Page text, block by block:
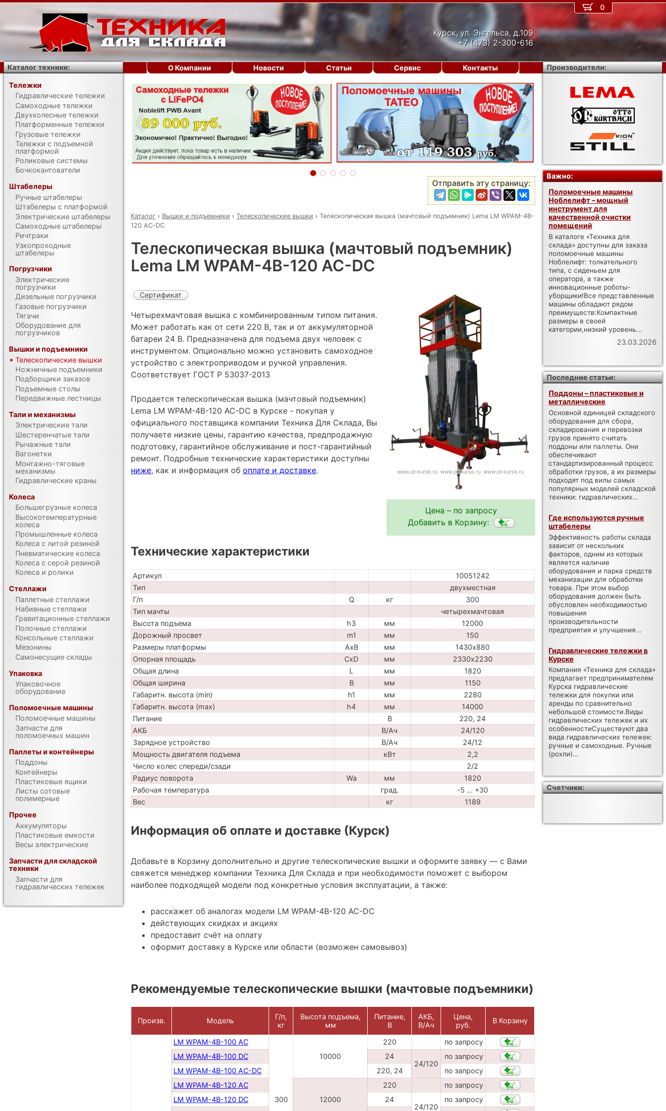
Курск, ул. Энгельса, д.109
+7 (473) 2-300-616
‹ ›
Отправить эту страницу:
Каталог › Вышки и подъемники › Телескопические вышки › Телескопическая вышка (мачтовый подъемник) Lema LM WPAM-4B-
120 AC-DC
Телескопическая вышка (мачтовый подъемник)
Lema LM WPAM-4B-120 AC-DC
Цена – по запросу
Добавить в Корзину:
Сертификат
Четырехмачтовая вышка с комбинированным типом питания.
Может работать как от сети 220 В, так и от аккумуляторной
батареи 24 В. Предназначена для подъема двух человек с
инструментом. Опционально можно установить самоходное
устройство с электроприводом и ручкой управления.
Соответствует ГОСТ Р 53037-2013
Продается телескопическая вышка (мачтовый подъемник)
Lema LM WPAM-4B-120 AC-DC в Курске - покупая у
официального поставщика компании Техника Для Склада, Вы
получаете низкие цены, гарантию качества, предпродажную
подготовку, гарантийное обслуживание и пост-гарантийный
ремонт. Подробные технические характеристики доступны
ниже, как и информация об оплате и доставке.
Технические характеристики
Артикул
10051242
Тип
двухместная
Г/п
Q кг
300
Тип мачты
четырехмачтовая
Высота подъема
h3 мм
12000
Дорожный просвет
m1 мм
150
Размеры платформы
AxB мм
1430х880
Опорная площадь
CxD мм
2330х2230
Общая длина
L мм
1820
Общая ширина
B мм
1150
Габаритн. высота (min)
h1 мм
2280
Габаритн. высота (max)
h4 мм
14000
Питание
В
220, 24
АКБ
В/Ач
24/120
Зарядное устройство
В/Ач
24/12
Мощность двигателя подъема
кВт
2,2
Число колес спереди/сзади
2/2
Радиус поворота
Wa мм
1820
Рабочая температура
град.
-5 … +30
Вес
кг 1189
Информация об оплате и доставке (Курск)
Добавьте в Корзину дополнительно и другие телескопические вышки и оформите заявку — с Вами
свяжется менеджер компании Техника Для Склада и при необходимости поможет с выбором
наиболее подходящей модели под конкретные условия эксплуатации, а также:
расскажет об аналогах модели LM WPAM-4B-120 AC-DC
действующих скидках и акциях
предоставит счёт на оплату
оформит доставку в Курске или области (возможен самовывоз)
Рекомендуемые телескопические вышки (мачтовые подъемники)
Произв. Модель
Г/п,
кг
Высота подъема,
мм
Питание,
В
АКБ,
В/Ач
Цена,
руб.
В Корзину
LM WPAM-4B-100 AC
300
10000
220
по запросу
LM WPAM-4B-100 DC
24
24/120
по запросу
LM WPAM-4B-100 AC-DC
220, 24
по запросу
LM WPAM-4B-120 AC
12000
220
по запросу
LM WPAM-4B-120 DC
24
24/120
по запросу
0
О Компании Новости Статьи Сервис Контакты
Каталог техники:
Тележки
Гидравлические тележки
Самоходные тележки
Двухколесные тележки
Платформенные тележки
Грузовые тележки
Тележки с подъемной
платформой
Роликовые системы
Бочкокантователи
Штабелеры
Ручные штабелеры
Штабелеры с платформой
Электрические штабелеры
Самоходные штабелеры
Ричтраки
Узкопроходные
штабелеры
Погрузчики
Электрические
погрузчики
Дизельные погрузчики
Газовые погрузчики
Тягачи
Оборудование для
погрузчиков
Вышки и подъемники
Телескопические вышки
Ножничные подъемники
Подборщики заказов
Подъемные столы
Передвижные лестницы
Тали и механизмы
Электрические тали
Шестеренчатые тали
Рычажные тали
Вагонетки
Монтажно-тяговые
механизмы
Гидравлические краны
Колеса
Большегрузные колеса
Высокотемпературные
колеса
Промышленные колеса
Колеса с литой резиной
Пневматические колеса
Колеса с серой резиной
Колеса и ролики
Стеллажи
Паллетные стеллажи
Набивные стеллажи
Гравитационные стеллажи
Полочные стеллажи
Консольные стеллажи
Мезонины
Самонесущие склады
Упаковка
Упаковочное
оборудование
Поломоечные машины
Поломоечные машины
Запчасти для
поломоечных машин
Паллеты и контейнеры
Поддоны
Контейнеры
Пластиковые ящики
Листы сотовые
полимерные
Прочее
Аккумуляторы
Пластиковые емкости
Весы электрические
Запчасти для складской
техники
Запчасти для
гидравлических тележек
Производители:
Важно:
Поломоечные машины
Ноблелифт – мощный
инструмент для
качественной очистки
помещений
В каталоге «Техника для
склада» доступны для заказа
поломоечные машины
Ноблелифт: толкательного
типа, с сиденьем для
оператора, а также
инновационные роботы-
уборщики!Все представленные
машины обладают рядом
преимуществ:Компактные
размеры в своей
категории,низкий уровень...
23.03.2026
Последние статьи:
Поддоны – пластиковые и
металлические
Основной единицей складского
оборудования для сбора,
складирования и перевозки
грузов принято считать
поддоны или паллеты. Они
обеспечивают
стандартизированный процесс
обработки грузов, а их размеры
подходят под вилы самых
популярных моделей складской
техники: гидравлических...
Где используются ручные
штабелеры
Эффективность работы склада
зависит от нескольких
факторов, одним из которых
является наличие
оборудования и парка средств
механизации для обработки
товара. При этом выбор
оборудования должен быть
обусловлен необходимостью
повышения
производительности
предприятия и улучшения...
Гидравлические тележки в
Курске
Компания «Техника для склада»
предлагает предпринимателям
Курска гидравлические
тележки для покупки или
аренды по сравнительно
небольшой стоимости.Виды
гидравлических тележек и их
особенностиСуществуют два
вида гидравлических тележек:
ручные и самоходные. Ручные
(рохли)...
Счетчики: